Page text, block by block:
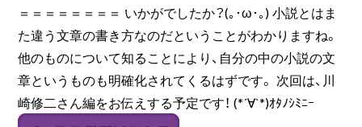
＝＝＝＝＝＝＝＝ いかがでしたか？(｡･ω･｡) 小説とはま
た違う文章の書き方なのだということがわかりますね。
他のものについて知ることにより、自分の中の小説の文
章というものも明確化されてくるはずです。 次回は、川
崎修二さん編をお伝えする予定です！ (*´∀`*)ｵﾀﾉｼﾐﾆｰ